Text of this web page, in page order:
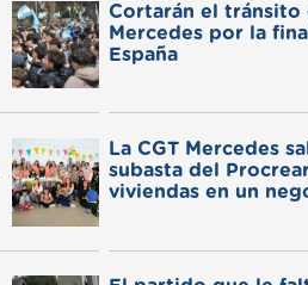
Cortarán el tránsito
Mercedes por la
España
La CGT Mercedes
subasta del
viviendas en un